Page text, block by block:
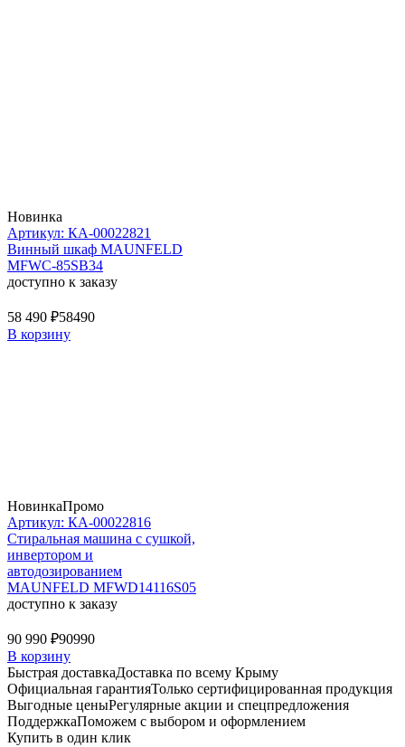
Новинка
Артикул: КА-00022821
Винный шкаф MAUNFELD
MFWC-85SB34
доступно к заказу
58 490 ₽58490
В корзину
НовинкаПромо
Артикул: КА-00022816
Стиральная машина c сушкой,
инвертором и
автодозированием
MAUNFELD MFWD14116S05
доступно к заказу
90 990 ₽90990
В корзину
Быстрая доставкаДоставка по всему Крыму
Официальная гарантияТолько сертифицированная продукция
Выгодные ценыРегулярные акции и спецпредложения
ПоддержкаПоможем с выбором и оформлением
Купить в один клик